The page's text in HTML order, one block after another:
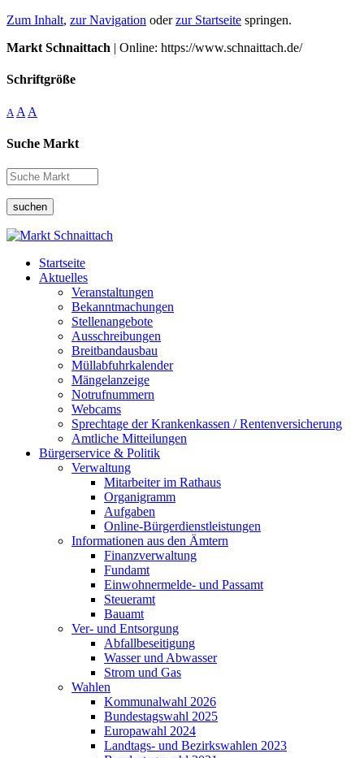
Zum Inhalt, zur Navigation oderzur Startseite springen.
Markt Schnaittach | Online: https://www.schnaittach.de/
Schriftgröße
A A A
Suche Markt
suchen
Startseite
Aktuelles
Veranstaltungen
Bekanntmachungen
Stellenangebote
Ausschreibungen
Breitbandausbau
Müllabfuhrkalender
Mängelanzeige
Notrufnummern
Webcams
Sprechtage der Krankenkassen / Rentenversicherung
Amtliche Mitteilungen
Bürgerservice & Politik
Verwaltung
Mitarbeiter im Rathaus
Organigramm
Aufgaben
Online-Bürgerdienstleistungen
Informationen aus den Ämtern
Finanzverwaltung
Fundamt
Einwohnermelde- und Passamt
Steueramt
Bauamt
Ver- und Entsorgung
Abfallbeseitigung
Wasser und Abwasser
Strom und Gas
Wahlen
Kommunalwahl 2026
Bundestagswahl 2025
Europawahl 2024
Landtags- und Bezirkswahlen 2023